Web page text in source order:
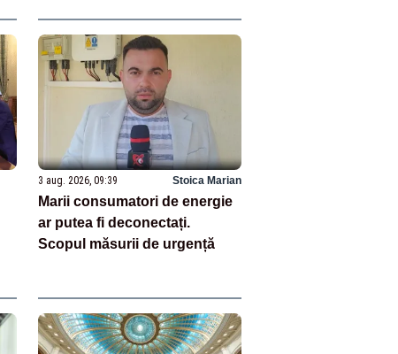
3 aug. 2026, 09:39 Stoica Marian
Marii consumatori de energie
ar putea fi deconectați.
Scopul măsurii de urgență